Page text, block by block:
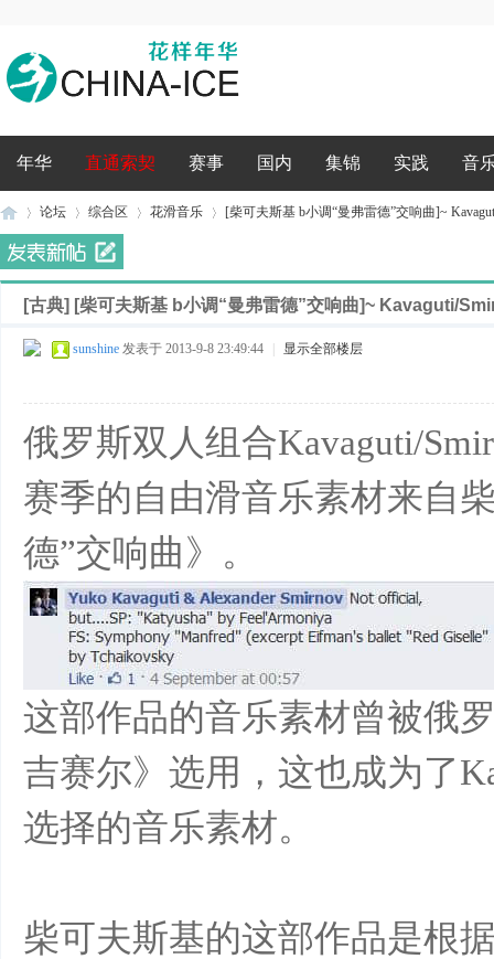
年华 直通索契 赛事 国内 集锦 实践 音
论坛 综合区
›
花滑音乐
›
[柴可夫斯基 b小调“曼弗雷德”交响曲]~
[古典] [柴可夫斯基 b小调“曼弗雷德”交响曲]~ Kavaguti/
sunshine 发表于 2013-9-8 23:49:44 显示全部楼层
俄罗斯双人组合Kavaguti/
赛季的自由滑音乐素材来自
德”交响曲》。
这部作品的音乐素材曾被俄
吉赛尔》选用，这也成为了
选择的音乐素材。
柴可夫斯基的这部作品是根